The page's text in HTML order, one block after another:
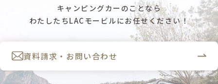
キャンピングカーのことなら
わたしたちLACモービルにお任せください！
資料請求・お問い合わせ